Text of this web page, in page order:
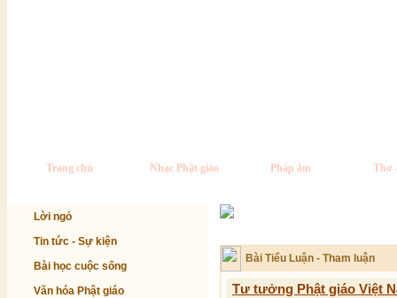
Trang chủ Nhạc Phật giáo Pháp âm Thơ
Lời ngỏ
Tin tức - Sự kiện
Bài học cuộc sống
Văn hóa Phật giáo
Bài Tiểu Luận - Tham luận
Tư tưởng Phật giáo Việt